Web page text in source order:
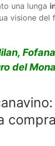
una lunga
visione del
del